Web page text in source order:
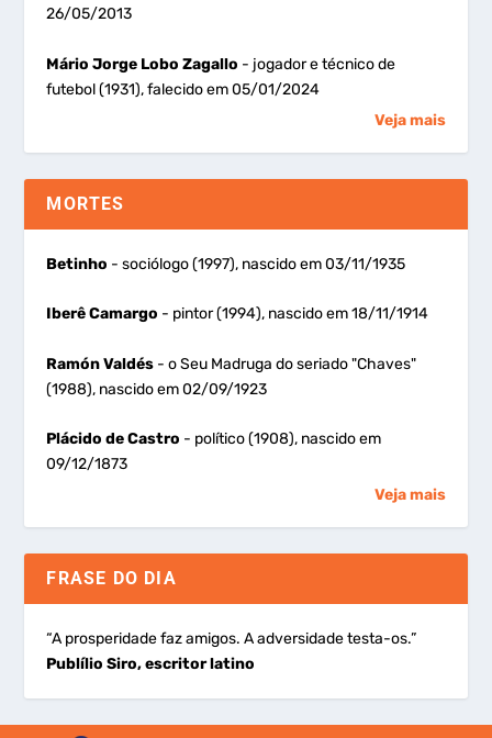
26/05/2013
Mário Jorge Lobo Zagallo - jogador e técnico de
futebol (1931), falecido em 05/01/2024
Veja mais
MORTES
Betinho - sociólogo (1997), nascido em 03/11/1935
Iberê Camargo - pintor (1994), nascido em 18/11/1914
Ramón Valdés - o Seu Madruga do seriado "Chaves"
(1988), nascido em 02/09/1923
Plácido de Castro - político (1908), nascido em
09/12/1873
Veja mais
FRASE DO DIA
“A prosperidade faz amigos. A adversidade testa-os.”
Publílio Siro, escritor latino